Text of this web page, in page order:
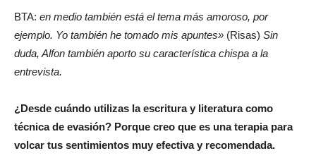
BTA: en medio también está el tema más amoroso, por
ejemplo. Yo también he tomado mis apuntes» (Risas) Sin
duda, Alfon también aporto su característica chispa a la
entrevista.
¿Desde cuándo utilizas la escritura y literatura como
técnica de evasión? Porque creo que es una terapia para
volcar tus sentimientos muy efectiva y recomendada.